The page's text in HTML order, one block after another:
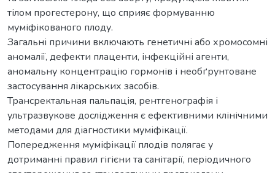
тілом прогестерону, що сприяє формуванню
муміфікованого плоду.
Загальні причини включають генетичні або хромосомні
аномалії, дефекти плаценти, інфекційні агенти,
аномальну концентрацію гормонів і необґрунтоване
застосування лікарських засобів.
Трансректальная пальпація, рентгенографія і
ультразвукове дослідження є ефективними клінічними
методами для діагностики муміфікації.
Попередження муміфікації плодів полягає у
дотриманні правил гігієни та санітарії, періодичного